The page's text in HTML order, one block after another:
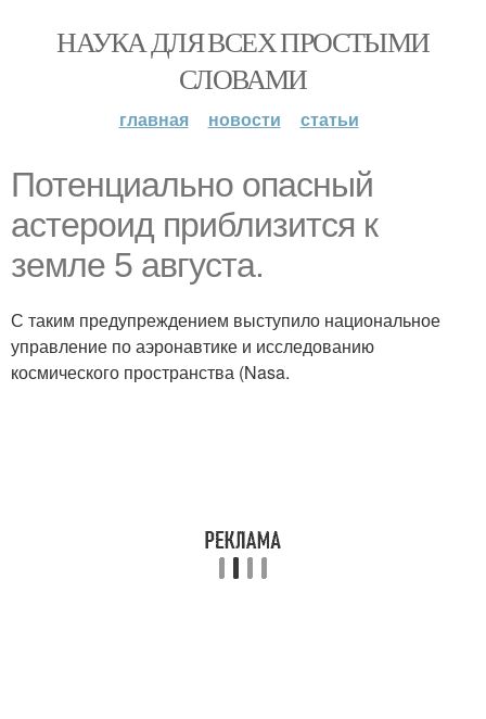
НАУКА ДЛЯ ВСЕХ ПРОСТЫМИ
СЛОВАМИ
главная новости статьи
Потенциально опасный
астероид приблизится к
земле 5 августа.
С таким предупреждением выступило национальное
управление по аэронавтике и исследованию
космического пространства (Nasa.